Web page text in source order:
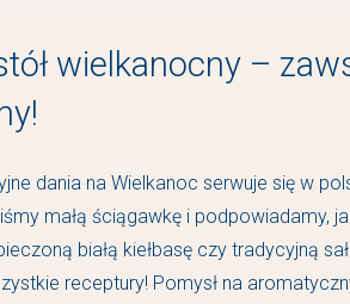
wielkanocny –
dania na Wielkanoc serwuje się w
małą ściągawkę i podpowiadamy,
białą kiełbasę czy tradycyjną
receptury! Pomysł na